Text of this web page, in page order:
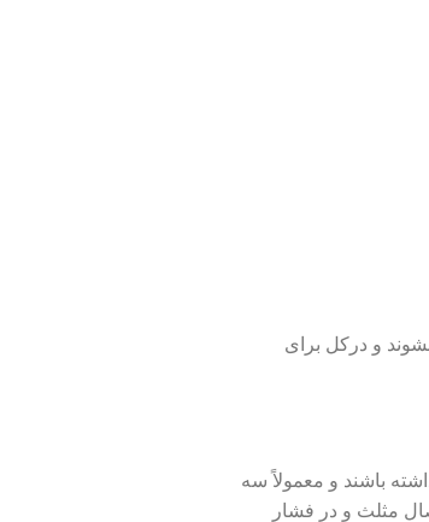
و درکل برای
باشند و معمولاً سه
مثلث و در فشار